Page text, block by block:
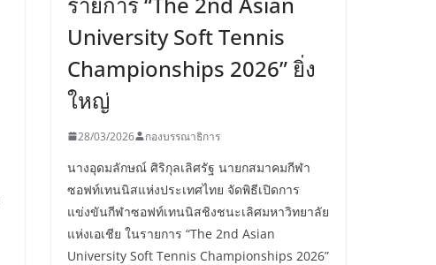
University Soft Tennis
Championships 2026” ยิ่ง
ใหญ่
28/03/2026 กองบรรณาธิการ
นางอุดมลักษณ์ ศิริกุลเลิศรัฐ นายกสมาคมกีฬา
ซอฟท์เทนนิสแห่งประเทศไทย จัดพิธีเปิดการ
แข่งขันกีฬาซอฟท์เทนนิสชิงชนะเลิศมหาวิทยาลัย
แห่งเอเชีย ในรายการ “The 2nd Asian
University Soft Tennis Championships 2026”